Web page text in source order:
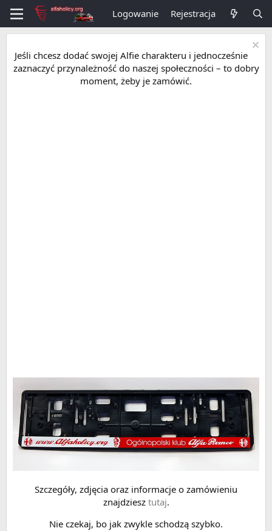
Logowanie Rejestracja
Jeśli chcesz dodać swojej Alfie charakteru i jednocześnie
zaznaczyć przynależność do naszej społeczności – to dobry
moment, żeby je zamówić.
Szczegóły, zdjęcia oraz informacje o zamówieniu
znajdziesz tutaj.
Nie czekaj, bo jak zwykle schodzą szybko.